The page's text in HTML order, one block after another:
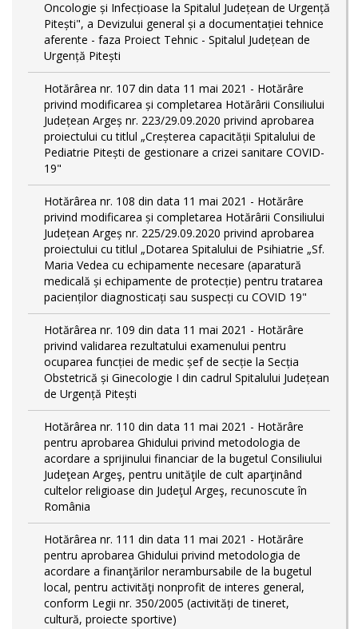
Oncologie și Infecțioase la Spitalul Județean de Urgență
Pitești", a Devizului general și a documentației tehnice
aferente - faza Proiect Tehnic - Spitalul Județean de
Urgență Pitești
Hotărârea nr. 107 din data 11 mai 2021 - Hotărâre
privind modificarea și completarea Hotărârii Consiliului
Județean Argeș nr. 223/29.09.2020 privind aprobarea
proiectului cu titlul „Creșterea capacității Spitalului de
Pediatrie Pitești de gestionare a crizei sanitare COVID-
19"
Hotărârea nr. 108 din data 11 mai 2021 - Hotărâre
privind modificarea și completarea Hotărârii Consiliului
Județean Argeș nr. 225/29.09.2020 privind aprobarea
proiectului cu titlul „Dotarea Spitalului de Psihiatrie „Sf.
Maria Vedea cu echipamente necesare (aparatură
medicală și echipamente de protecție) pentru tratarea
pacienților diagnosticați sau suspecți cu COVID 19"
Hotărârea nr. 109 din data 11 mai 2021 - Hotărâre
privind validarea rezultatului examenului pentru
ocuparea funcției de medic șef de secție la Secția
Obstetrică și Ginecologie I din cadrul Spitalului Județean
de Urgență Pitești
Hotărârea nr. 110 din data 11 mai 2021 - Hotărâre
pentru aprobarea Ghidului privind metodologia de
acordare a sprijinului financiar de la bugetul Consiliului
Judeţean Argeş, pentru unităţile de cult aparţinând
cultelor religioase din Judeţul Argeş, recunoscute în
România
Hotărârea nr. 111 din data 11 mai 2021 - Hotărâre
pentru aprobarea Ghidului privind metodologia de
acordare a finanţărilor nerambursabile de la bugetul
local, pentru activităţi nonprofit de interes general,
conform Legii nr. 350/2005 (activități de tineret,
cultură, proiecte sportive)